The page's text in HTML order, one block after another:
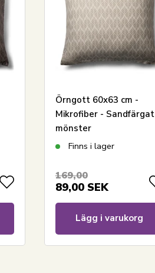
Örngott 60x63 cm -
Mikrofiber - Sandfärgat
mönster
Finns i lager
169,00
89,00 SEK
Lägg i varukorg